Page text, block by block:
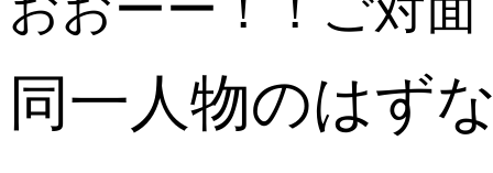
同一人物のはず